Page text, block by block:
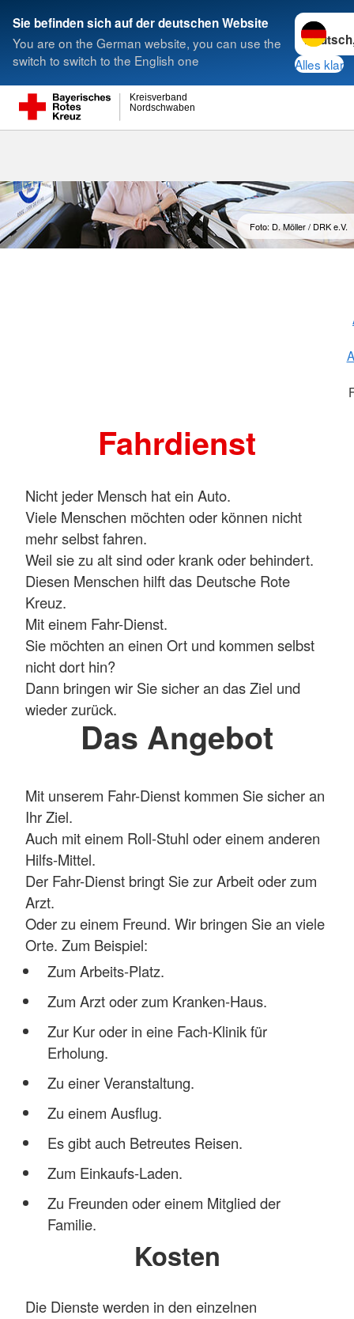
Sie befinden sich auf der deutschen Website
You are on the German website, you can use the
switch to switch to the English one
Sprache
Alles klar
Nordschwaben
Kreisverband
Suche
Foto: D. Möller / DRK e.V.
Fahrdienst
Nicht jeder Mensch hat ein Auto.
Viele Menschen möchten oder können nicht
mehr selbst fahren.
Weil sie zu alt sind oder krank oder behindert.
Diesen Menschen hilft das Deutsche Rote
Kreuz.
Mit einem Fahr-Dienst.
Sie möchten an einen Ort und kommen selbst
nicht dort hin?
Dann bringen wir Sie sicher an das Ziel und
wieder zurück.
Das Angebot
Mit unserem Fahr-Dienst kommen Sie sicher an
Ihr Ziel.
Auch mit einem Roll-Stuhl oder einem anderen
Hilfs-Mittel.
Der Fahr-Dienst bringt Sie zur Arbeit oder zum
Arzt.
Oder zu einem Freund. Wir bringen Sie an viele
Orte. Zum Beispiel:
Zum Arbeits-Platz.
Zum Arzt oder zum Kranken-Haus.
Zur Kur oder in eine Fach-Klinik für
Erholung.
Zu einer Veranstaltung.
Zu einem Ausflug.
Es gibt auch Betreutes Reisen.
Zum Einkaufs-Laden.
Zu Freunden oder einem Mitglied der
Familie.
Kosten
Die Dienste werden in den einzelnen